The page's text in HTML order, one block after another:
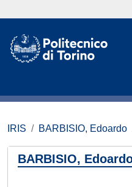
IRIS BARBISIO, Edoardo
BARBISIO,